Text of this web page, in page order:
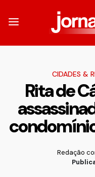
CIDADES &
Rita de
Redação